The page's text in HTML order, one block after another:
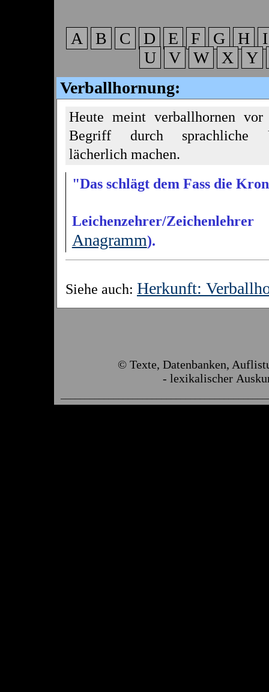
A B C D E F G H
U
V W X Y
Verballhornung:
Heute meint verballhornen
Begriff durch sprachliche
lächerlich machen.
"Das schlägt dem Fass die
Leichenzehrer/Zeichenlehrer
Anagramm).
Siehe auch: Herkunft:
© Texte, Datenbanken,
- lexikalischer